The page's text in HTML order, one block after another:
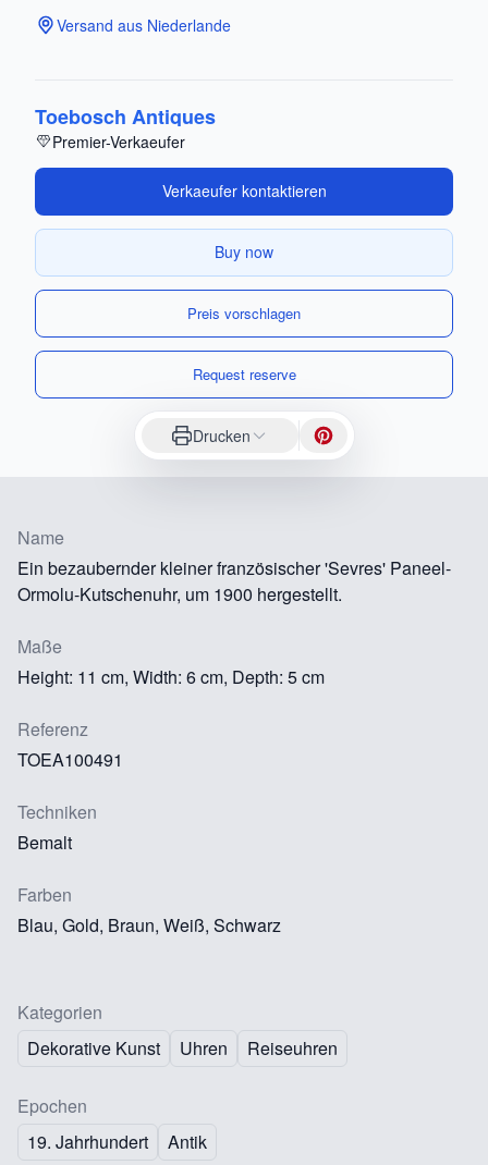
Versand aus Niederlande
Toebosch Antiques
Premier-Verkaeufer
Verkaeufer kontaktieren
Buy now
Preis vorschlagen
Request reserve
Drucken
Name
Ein bezaubernder kleiner französischer 'Sevres' Paneel-
Ormolu-Kutschenuhr, um 1900 hergestellt.
Maße
Height: 11 cm, Width: 6 cm, Depth: 5 cm
Referenz
TOEA100491
Techniken
Bemalt
Farben
Blau, Gold, Braun, Weiß, Schwarz
Kategorien
Dekorative Kunst
Uhren Reiseuhren
Epochen
19. Jahrhundert
Antik